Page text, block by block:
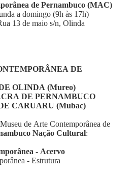
de Pernambuco (MAC)
a domingo (9h às 17h)
13 de maio s/n, Olinda
DE
OLINDA (Mureo)
DE PERNAMBUCO
CARUARU (Mubac)
de Arte Contemporânea de
Nação Cultural:
- Acervo
- Estrutura